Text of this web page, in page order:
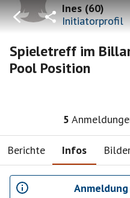
Ines(60)
Initiatorprofil
Spieletreff im
Pool Position
5
Berichte Infos